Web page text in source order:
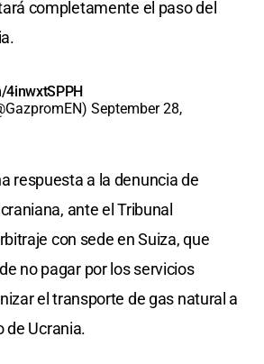
completamente el paso del
4inwxtSPPH
September 28,
respuesta a la denuncia de
ante el Tribunal
con sede en Suiza, que
no pagar por los servicios
el transporte de gas natural a
de Ucrania.